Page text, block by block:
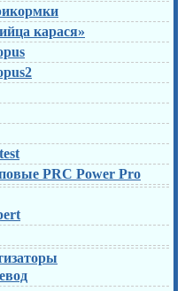
карася»
PRC Power Pro